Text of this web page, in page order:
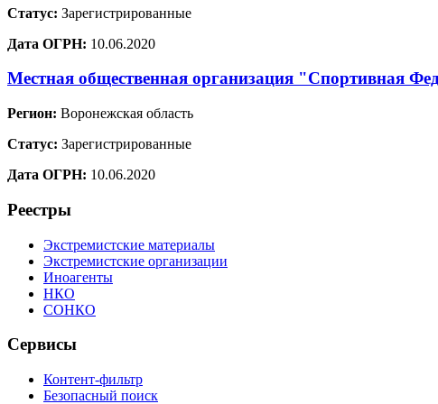
Статус: Зарегистрированные
Дата ОГРН: 10.06.2020
Местная общественная организация "Спортивная
Регион: Воронежская область
Статус: Зарегистрированные
Дата ОГРН: 10.06.2020
Реестры
Экстремистские материалы
Экстремистские организации
Иноагенты
НКО
СОНКО
Сервисы
Контент-фильтр
Безопасный поиск